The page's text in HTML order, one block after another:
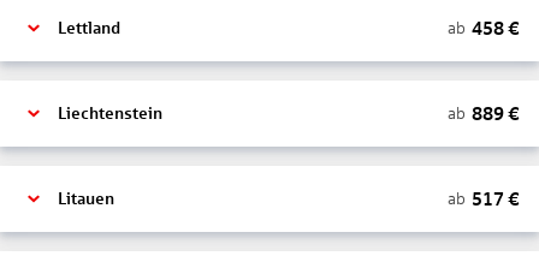
Lettland ab 458€
Liechtenstein ab 889€
Litauen ab 517 €